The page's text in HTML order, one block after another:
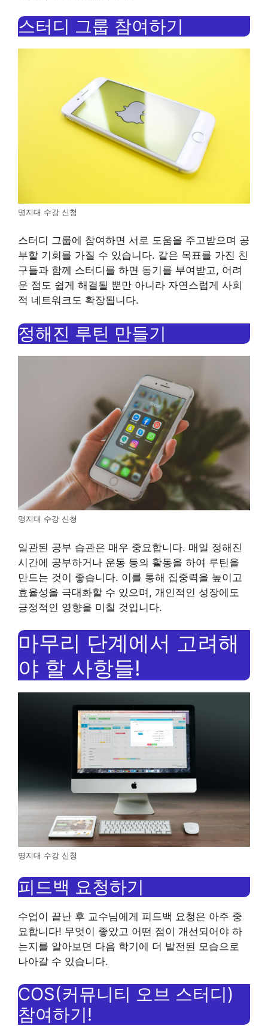
스터디 그룹 참여하기
명지대 수강 신청
스터디 그룹에 참여하면 서로 도움을 주고받으며 공
부할 기회를 가질 수 있습니다. 같은 목표를 가진 친
구들과 함께 스터디를 하면 동기를 부여받고, 어려
운 점도 쉽게 해결될 뿐만 아니라 자연스럽게 사회
적 네트워크도 확장됩니다.
정해진 루틴 만들기
명지대 수강 신청
일관된 공부 습관은 매우 중요합니다. 매일 정해진
시간에 공부하거나 운동 등의 활동을 하여 루틴을
만드는 것이 좋습니다. 이를 통해 집중력을 높이고
효율성을 극대화할 수 있으며, 개인적인 성장에도
긍정적인 영향을 미칠 것입니다.
마무리 단계에서 고려해
야 할 사항들!
명지대 수강 신청
피드백 요청하기
수업이 끝난 후 교수님에게 피드백 요청은 아주 중
요합니다! 무엇이 좋았고 어떤 점이 개선되어야 하
는지를 알아보면 다음 학기에 더 발전된 모습으로
나아갈 수 있습니다.
COS(커뮤니티 오브 스터디)
참여하기!